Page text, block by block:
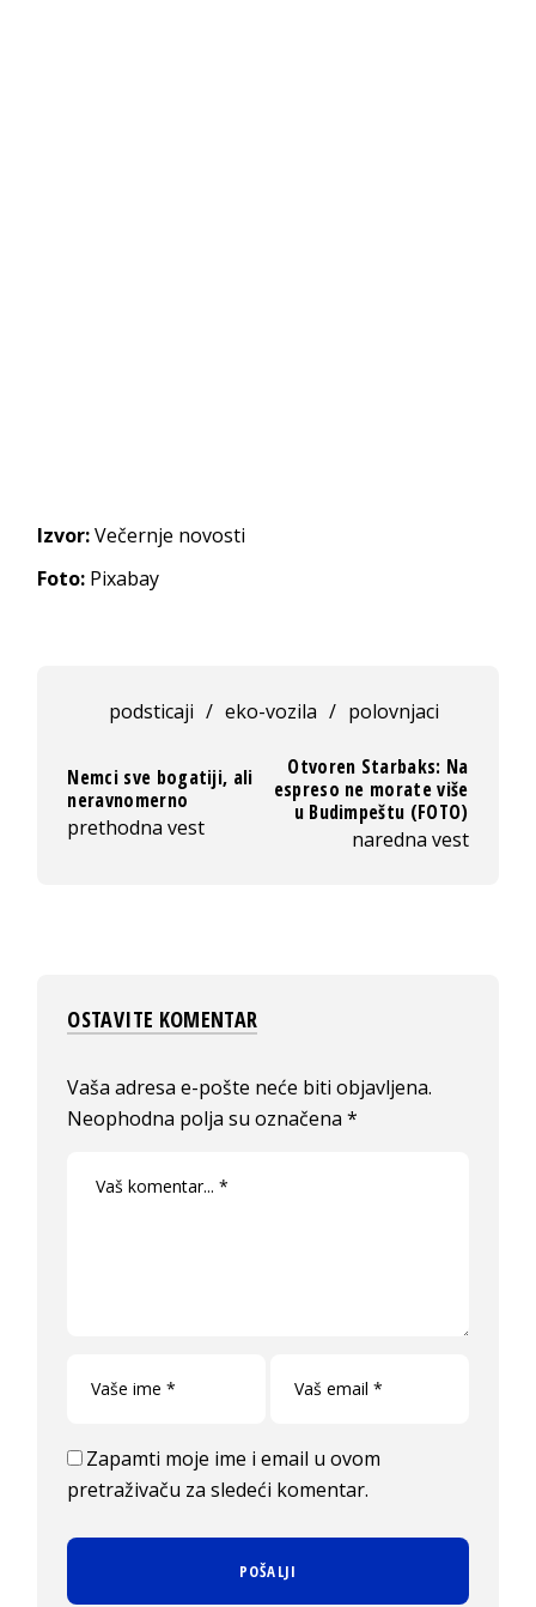
Izvor:Večernje novosti
Foto: Pixabay
podsticaji / eko-vozila / polovnjaci
Nemci sve bogatiji, ali
neravnomerno
prethodna vest
Otvoren Starbaks: Na
espreso ne morate više
u Budimpeštu (FOTO)
naredna vest
OSTAVITE KOMENTAR
Vaša adresa e-pošte neće biti objavljena.
Neophodna polja su označena*
Zapamti moje ime i email u ovom
pretraživaču za sledeći komentar.